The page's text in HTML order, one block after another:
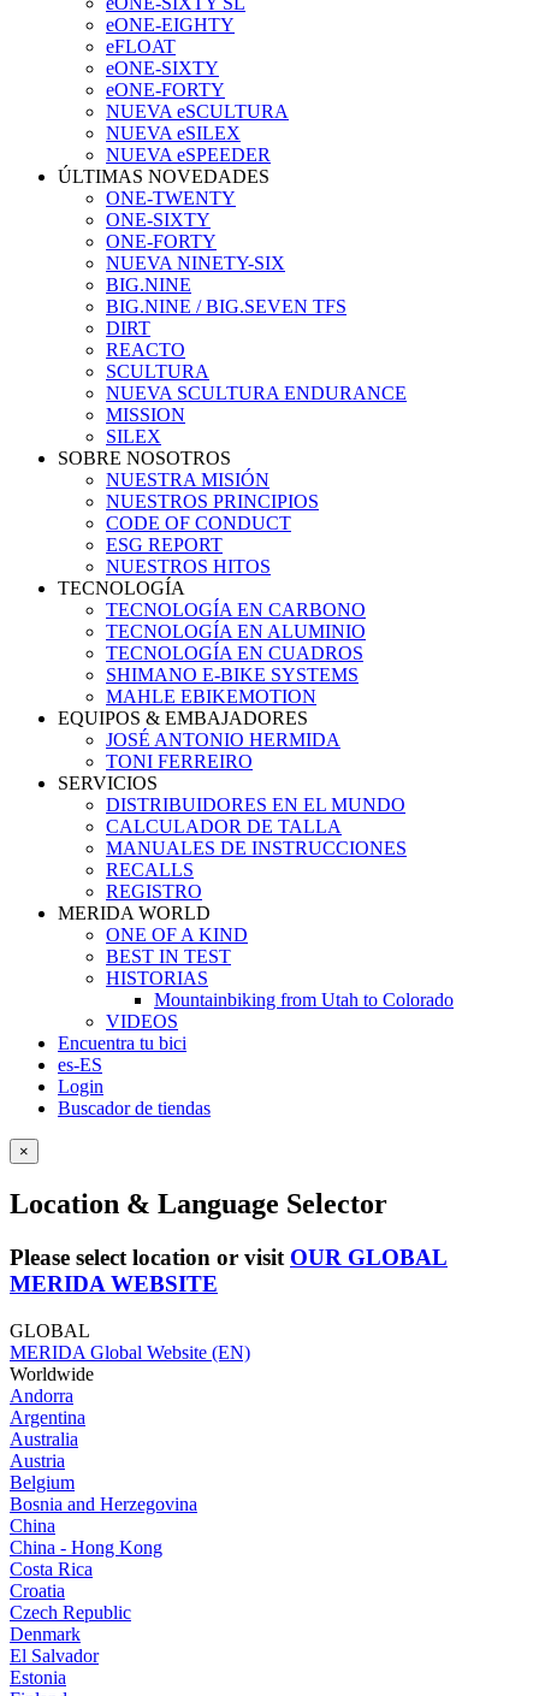
eONE-EIGHTY
eFLOAT
eONE-SIXTY
eONE-FORTY
NUEVA eSCULTURA
NUEVA eSILEX
NUEVA eSPEEDER
ÚLTIMAS NOVEDADES
ONE-TWENTY
ONE-SIXTY
ONE-FORTY
NUEVA NINETY-SIX
BIG.NINE
BIG.NINE / BIG.SEVEN TFS
DIRT
REACTO
SCULTURA
NUEVA SCULTURA ENDURANCE
MISSION
SILEX
SOBRE NOSOTROS
NUESTRA MISIÓN
NUESTROS PRINCIPIOS
CODE OF CONDUCT
ESG REPORT
NUESTROS HITOS
TECNOLOGÍA
TECNOLOGÍA EN CARBONO
TECNOLOGÍA EN ALUMINIO
TECNOLOGÍA EN CUADROS
SHIMANO E-BIKE SYSTEMS
MAHLE EBIKEMOTION
EQUIPOS & EMBAJADORES
JOSÉ ANTONIO HERMIDA
TONI FERREIRO
SERVICIOS
DISTRIBUIDORES EN EL MUNDO
CALCULADOR DE TALLA
MANUALES DE INSTRUCCIONES
RECALLS
REGISTRO
MERIDA WORLD
ONE OF A KIND
BEST IN TEST
HISTORIAS
Mountainbiking from Utah to Colorado
VIDEOS
Encuentra tu bici
es-ES
Login
Buscador de tiendas
×
Location & Language Selector
Please select location or visit OUR GLOBAL
MERIDA WEBSITE
GLOBAL
MERIDA Global Website (EN)
Worldwide
Andorra
Argentina
Australia
Austria
Belgium
Bosnia and Herzegovina
China
China - Hong Kong
Costa Rica
Croatia
Czech Republic
Denmark
El Salvador
Estonia